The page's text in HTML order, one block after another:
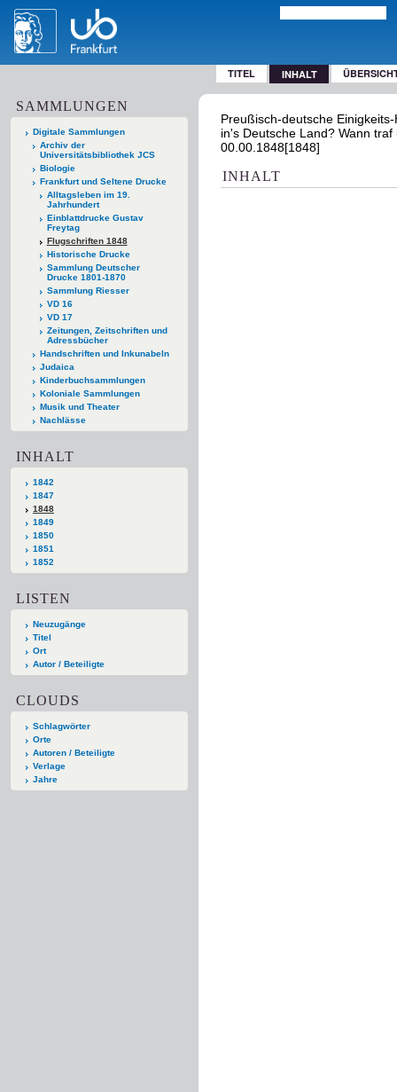
TITEL INHALT
SAMMLUNGEN
Digitale Sammlungen
Archiv der
Universitätsbibliothek JCS
Biologie
Frankfurt und Seltene Drucke
Alltagsleben im 19.
Jahrhundert
Einblattdrucke Gustav
Freytag
Flugschriften 1848
Historische Drucke
Sammlung Deutscher
Drucke 1801-1870
Sammlung Riesser
VD 16
VD 17
Zeitungen, Zeitschriften und
Adressbücher
Handschriften und Inkunabeln
Judaica
Kinderbuchsammlungen
Koloniale Sammlungen
Musik und Theater
Nachlässe
INHALT
1842
1847
1848
1849
1850
1851
1852
LISTEN
Neuzugänge
Titel
Ort
Autor / Beteiligte
CLOUDS
Schlagwörter
Orte
Autoren / Beteiligte
Verlage
Jahre
Preußisch-deutsche
in's Deutsche Land? Wann
00.00.1848[1848]
INHALT